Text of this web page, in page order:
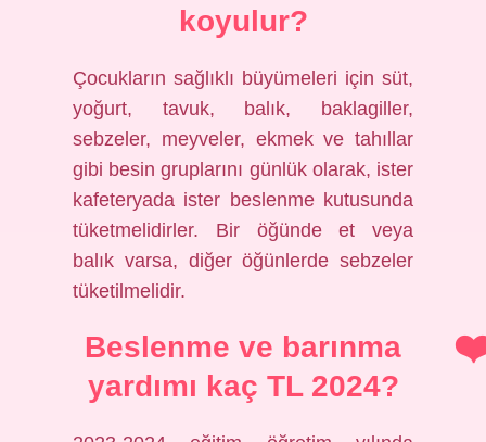
koyulur?
Çocukların sağlıklı büyümeleri için süt,
yoğurt, tavuk, balık, baklagiller,
sebzeler, meyveler, ekmek ve tahıllar
gibi besin gruplarını günlük olarak, ister
kafeteryada ister beslenme kutusunda
tüketmelidirler. Bir öğünde et veya
balık varsa, diğer öğünlerde sebzeler
tüketilmelidir.
Beslenme ve barınma
yardımı kaç TL 2024?